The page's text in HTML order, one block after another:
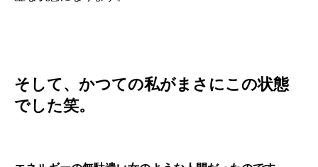
そして、かつての私がまさにこの状態
でした笑。